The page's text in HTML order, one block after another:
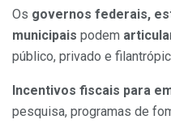
Os governos federais,
municipais podem
público, privado e
Incentivos fiscais para
pesquisa, programas de